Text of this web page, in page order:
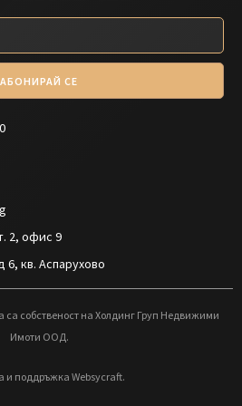
АБОНИРАЙ СЕ
2, офис 9
кв. Аспарухово
са собственост на Холдинг Груп Недвижими
Имоти ООД.
и поддръжка Websycraft.